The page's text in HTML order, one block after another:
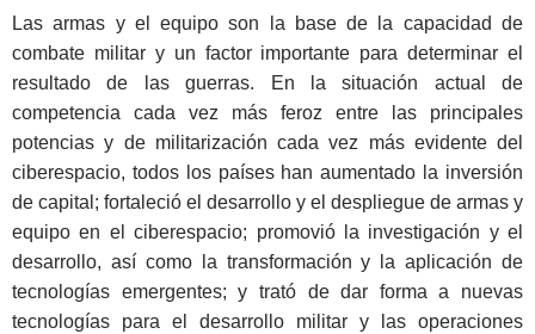
Las armas y el equipo son la base de la capacidad de
combate militar y un factor importante para determinar el
resultado de las guerras. En la situación actual de
competencia cada vez más feroz entre las principales
potencias y de militarización cada vez más evidente del
ciberespacio, todos los países han aumentado la inversión
de capital; fortaleció el desarrollo y el despliegue de armas y
equipo en el ciberespacio; promovió la investigación y el
desarrollo, así como la transformación y la aplicación de
tecnologías emergentes; y trató de dar forma a nuevas
tecnologías para el desarrollo militar y las operaciones